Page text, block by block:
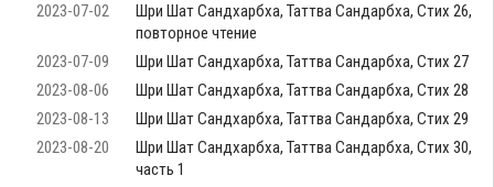
2023-07-02
Шри Шат Сандхарбха, Таттва Сандарбха, Стих 26,
повторное чтение
2023-07-09
Шри Шат Сандхарбха, Таттва Сандарбха, Стих 27
2023-08-06
Шри Шат Сандхарбха, Таттва Сандарбха, Стих 28
2023-08-13
Шри Шат Сандхарбха, Таттва Сандарбха, Стих 29
2023-08-20
Шри Шат Сандхарбха, Таттва Сандарбха, Стих 30,
часть 1